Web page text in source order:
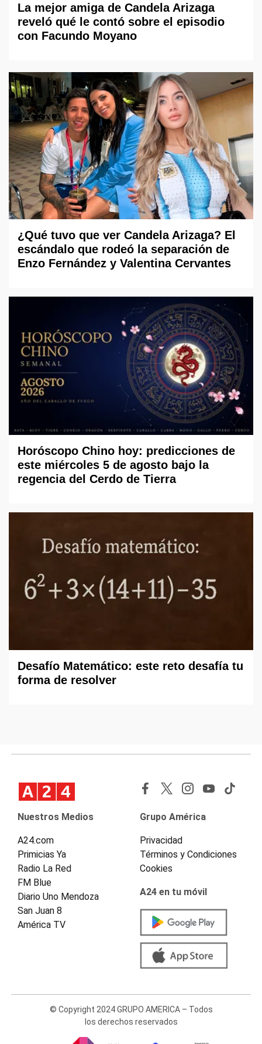
La mejor amiga de Candela Arizaga
reveló qué le contó sobre el episodio
con Facundo Moyano
¿Qué tuvo que ver Candela Arizaga? El
escándalo que rodeó la separación de
Enzo Fernández y Valentina Cervantes
Horóscopo Chino hoy: predicciones de
este miércoles 5 de agosto bajo la
regencia del Cerdo de Tierra
Desafío Matemático: este reto desafía tu
forma de resolver
Nuestros Medios
A24.com
Primicias Ya
Radio La Red
FM Blue
Diario Uno Mendoza
San Juan 8
América TV
Grupo América
Privacidad
Términos y Condiciones
Cookies
A24 en tu móvil
© Copyright 2024 GRUPO AMERICA – Todos
los derechos reservados